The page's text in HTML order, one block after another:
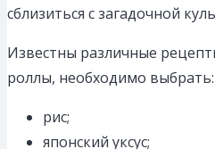
сблизиться с загадочной
Известны различные
роллы, необходимо выбрать:
рис;
японский уксус;